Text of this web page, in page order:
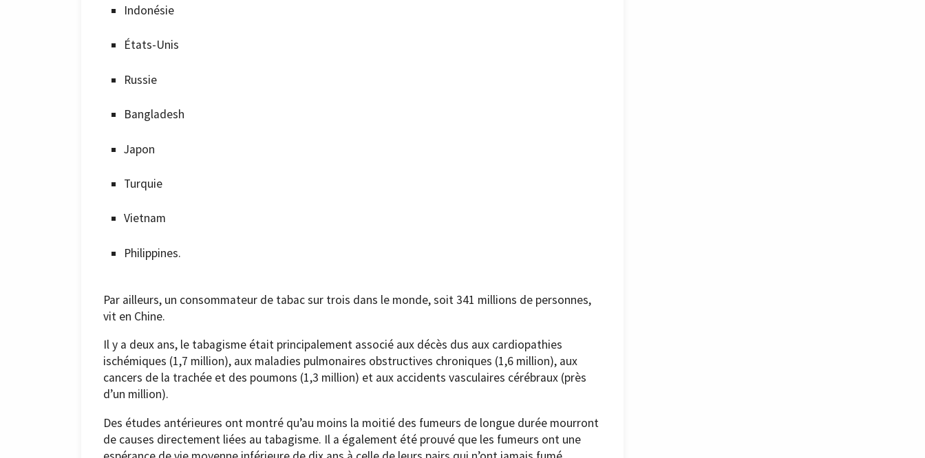
Indonésie
États-Unis
Russie
Bangladesh
Japon
Turquie
Vietnam
Philippines.
Par ailleurs, un consommateur de tabac sur trois dans le monde, soit 341 millions de personnes,
vit en Chine.
Il y a deux ans, le tabagisme était principalement associé aux décès dus aux cardiopathies
ischémiques (1,7 million), aux maladies pulmonaires obstructives chroniques (1,6 million), aux
cancers de la trachée et des poumons (1,3 million) et aux accidents vasculaires cérébraux (près
d’un million).
Des études antérieures ont montré qu’au moins la moitié des fumeurs de longue durée mourront
de causes directement liées au tabagisme. Il a également été prouvé que les fumeurs ont une